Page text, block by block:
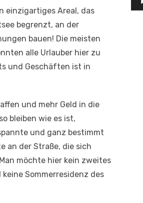
einzigartiges Areal, das
begrenzt, an der
bauen! Die meisten
alle Urlauber hier zu
und Geschäften ist in
und mehr Geld in die
bleiben wie es ist,
und ganz bestimmt
an der Straße, die sich
möchte hier kein zweites
Sommerresidenz des